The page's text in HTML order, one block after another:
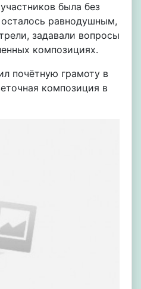
была без
равнодушным,
задавали вопросы
композициях.
почётную грамоту в
композиция в